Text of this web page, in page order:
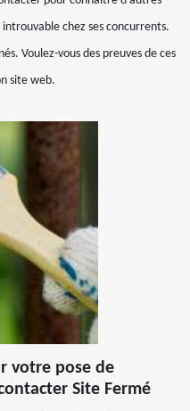
chez ses concurrents.
Voulez-vous des preuves de ces
site web.
votre pose de
Site Fermé